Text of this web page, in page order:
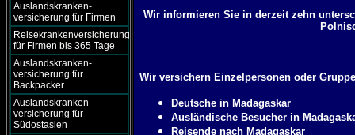
Auslandskranken-
versicherung für Firmen
Reisekrankenversicherung
für Firmen bis 365 Tage
Auslandskranken-
versicherung für
Backpacker
Auslandskranken-
versicherung für
Südostasien
Wir informieren Sie in derzeit zehn
Wir versichern Einzelpersonen oder
Deutsche in Madagaskar
Ausländische Besucher in
Reisende nach Madagaskar